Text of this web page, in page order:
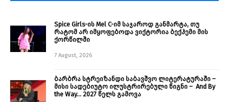
Spice Girls-ის Mel C-იმ საჯაროდ განმარტა, თუ
რატომ არ იმყოფებოდა ვიქტორია ბექჰემი მის
ქორწილში
7 August, 2026
ბარბრა სტრეიზანდი საბავშვო ლიტერატურაში –
მისი სადებიუტო ილუსტრირებული წიგნი – And By
the Way… 2027 წელს გამოვა